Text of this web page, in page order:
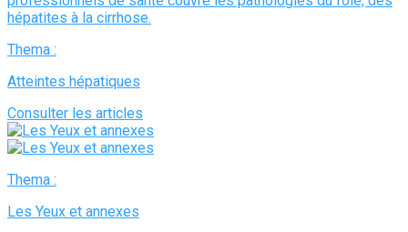
Thema :
Atteintes hépatiques
Consulter les articles
Thema :
Les Yeux et annexes